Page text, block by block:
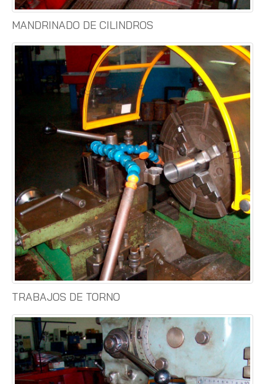
MANDRINADO DE CILINDROS
TRABAJOS DE TORNO